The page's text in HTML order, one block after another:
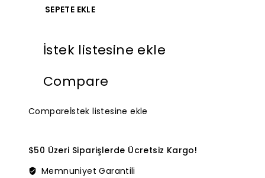
MDX
Replacement
S3V-
miktarı
SEPETE EKLE
İstek listesine ekle
Compare
Compareİstek listesine ekle
$50 Üzeri Siparişlerde Ücretsiz Kargo!
Memnuniyet Garantili